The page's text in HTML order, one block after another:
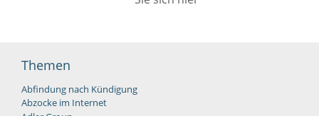
Themen
Abfindung nach Kündigung
Abzocke im Internet